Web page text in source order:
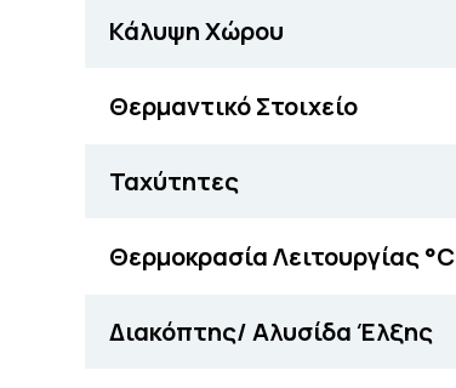
Κάλυψη Χώρου
Θερμαντικό Στοιχείο
Ταχύτητες
Θερμοκρασία Λειτουργίας °C
Διακόπτης/ Αλυσίδα Έλξης